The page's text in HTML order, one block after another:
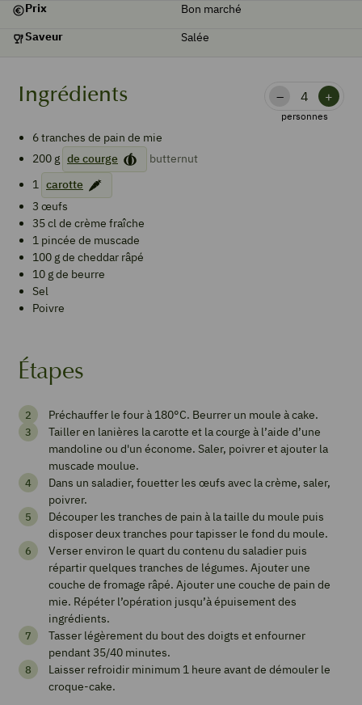
Prix
Bon marché
Saveur
Salée
Étapes
Préchauffer le four à 180°C. Beurrer un moule à cake.
Tailler en lanières la carotte et la courge à l’aide d’une
mandoline ou d'un économe. Saler, poivrer et ajouter la
muscade moulue.
Dans un saladier, fouetter les œufs avec la crème, saler,
poivrer.
Découper les tranches de pain à la taille du moule puis
disposer deux tranches pour tapisser le fond du moule.
Verser environ le quart du contenu du saladier puis
répartir quelques tranches de légumes. Ajouter une
couche de fromage râpé. Ajouter une couche de pain de
mie. Répéter l’opération jusqu’à épuisement des
ingrédients.
Tasser légèrement du bout des doigts et enfourner
pendant 35/40 minutes.
Laisser refroidir minimum 1 heure avant de démouler le
croque-cake.
Ingrédients – +
personnes
6tranches de pain de mie
200 g de courge
butternut
1 carotte
3 œufs
35clde crème fraîche
1 pincée de muscade
100 gde cheddar râpé
10 gde beurre
Sel
Poivre
Croque
cake
aux
légumes
d’automne
4from 1 vote
Imprimer
recette